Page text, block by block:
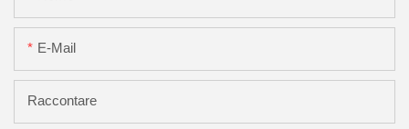
E-Mail
Raccontare